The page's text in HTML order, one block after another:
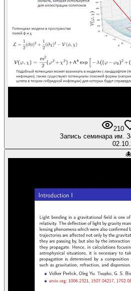
210
Запись семинара им.